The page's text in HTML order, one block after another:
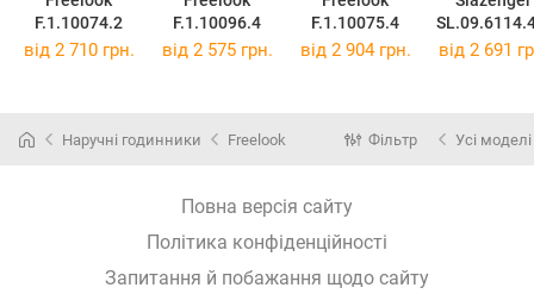
F.1.10074.2
F.1.10096.4
F.1.10075.4
3
від 2 710 грн. від 2 575 грн. від 2 904 грн. від 2 691
Наручні годинники Freelook Фільтр Усі моделі
Повна версія сайту
Політика конфіденційності
Запитання й побажання щодо сайту